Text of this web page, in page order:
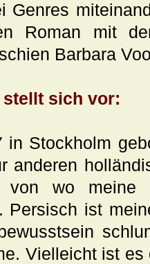
Genres
Roman mit
Barbara
stellt sich vor:
in Stockholm
anderen
von wo meine
Persisch ist
Vielleicht ist